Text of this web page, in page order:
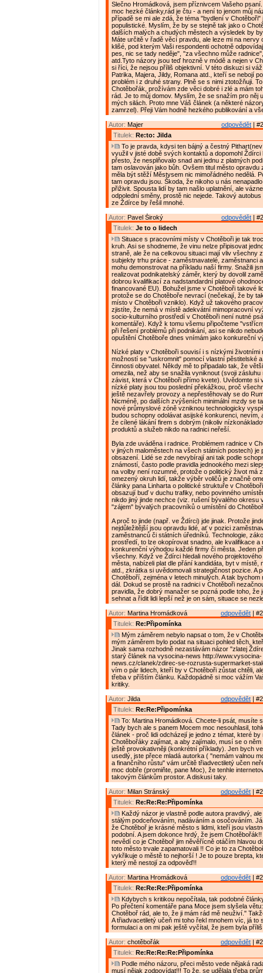
Slečno Hromádková, jsem příznivcem Vašeho
moc hezké články,rád je čtu - a není to jenom můj
případě se mi ale zdá, že téma "bydlení v Chotěboři"
populistické. Myslím, že by se stejně tak jako o
dalších malých a chudých městech a výsledek by
Máte určitě v řadě věcí pravdu, ale leze mi na nervy
klišé, pod kterým Vaši respondenti ochotně
pes, nic se tady neděje", "za všechno může
atd.Tyto názory jsou teď hrozně v módě a nejen v
si říci, že nejsou příliš objektivní. V této diskuzi si
Patrika, Majera, Jildy, Romana atd., kteří se nebojí
problém i z druhé strany. Plně se s nimi ztotožňuji.
Chotěbořák, prožívám zde věci dobré i zlé a mám
rád. Je to můj domov. Myslím, že se snažím pro něj
mých silách. Proto mne Váš článek (a některé
zamrzel). Přeji Vám hodně hezkého publikování a
odpovědět |
Autor: Majer
Titulek: Re:to: Jilda
To je pravda, kdysi ten bájný a čestný
využil v jisté době svých kontaktů a dopomohl Ždírci
přesto, že nesplňovalo snad ani jednu z platných
tam oslavován jako bůh. Ovšem titul město opravdu
měla být stěží Městysem nic mimořádného nedělá.
tam opravdu jsou. Škoda, že nikoho u nás
přiživit. Spousta lidí by tam našlo uplatnění, ale
odpolední směny, prostě nic nejede. Takový
ze Ždírce by řešil mnohé.
odpovědět |
Autor: Pavel Široký
Titulek: Je to o lidech
Situace s pracovními místy v Chotěboři je tak
kruh. Asi se shodneme, že vinu nelze připisovat
straně, ale že na celkovou situaci mají vliv všechny
subjekty trhu práce - zaměstnavatelé, zaměstnanci
mohu demonstrovat na příkladu naší firmy. Snažili
realizovat podnikatelský záměr, který by dovolil
dobrou kvalifikací za nadstandardní platové
financované EU). Bohužel jsme v Chotěboři takové
protože se do Chotěboře nevrací (nečekají, že by
místo v Chotěboři vzniklo). Když už takového
zjistíte, že nemá v místě adekvátní mimopracovní
socio-kulturního prostředí v Chotěboři není nutné
komentáře). Když k tomu všemu připočteme
při řešení problémů při podnikání, asi se nikdo
opuštění Chotěboře dnes vnímám jako konkureční
Nízké platy v Chotěboři souvisí i s nízkými životními
možností se "uskromnit" pomocí vlastní pěstitelské
činnosti obyvatel. Někdy mě to připadalo tak, že
omezila, než aby se snažila vyniknout (svoji zásluhu
závist, která v Chotěboři přímo kvete). Uvědomte si
nízké platy jsou tou poslední překážkou, proč
ještě nezavřely provozy a nepřestěhovaly se do
Nicméně, po dalších zvýšeních minimální mzdy se
nové průmyslové zóně vzniknou technologicky
budou schopny odolávat asijské konkurenci, nevím,
že cílené lákání firem s dobrým (nikoliv
produktů a služeb nikdo na radnici neřeší.
Byla zde uváděna i radnice. Problémem radnice v
v jiných maloměstech na všech státních postech) je
obsazení. Lidé se zde nevybírají ani tak podle
známostí, často podle pravidla jednookého mezi
na volby není rozumné, protože o politický život má
omezený okruh lidí, takže výběr voličů je značně
články pana Linharta o politické struktuře v
obsazují buď v duchu trafiky, nebo povinného
nikdo jiný jinde nechce (viz. rušení bývalého okresu
"zájem" bývalých pracovníků o umístění do
A proč to jinde (např. ve Ždírci) jde jinak. Protože
nejdůležitější jsou opravdu lidé, ať v pozici
zaměstnanců či státních úředníků. Technologie,
prostředí, to lze okopírovat snadno, ale kvalifikace a
konkurenční výhodou každé firmy či města. Jeden
všechny. Když ve Ždírci hledali nového
města, nabízeli plat dle přání kandidáta, byt v místě,
atd., zkrátka si uvědomovali strategičnost pozice. A
Chotěboří, zejména v letech minulých. A tak bychom
dál. Dokud se prostě na radnici v Chotěboři
pravidla, že dobrý manažer se pozná podle toho, že
sehnat a řídit lidi lepší než je on sám, situace se
odpovědět |
Autor: Martina Hromádková
Titulek: Re:Připomínka
Mým záměrem nebylo napsat o tom, že v
mým záměrem bylo podat na situaci pohled těch,
Jinak sama rozhodně nezastávám názor "zlatej
starý článek na vysocina-news http://www.vysocina-
news.cz/clanek/zdirec-se-rozrusta-supermarket-
vím o pár lidech, kteří by v Chotěboři zůstat chtěli,
třeba v příštím článku. Každopádně si moc vážím
kritiky.
odpovědět |
Autor: Jilda
Titulek: Re:Re:Připomínka
To: Martina Hromádková. Chcete-li psát, musíte
Tady bych ale s panem Mocem moc nesouhlasil,
článek - proč lidi odcházejí je jedno z témat, které by
Chotěbořáky zajímat, a aby zajímalo, musí se o něm
ještě provokativněji (konkrétní příklady). Jen bych
usedlý, jste přece mladá autorka ( "nemám valnou
a finančního růstu" vám určitě třiadvectiletý učen
moc dobře (promiňte, pane Moc), že tenhle
takovým článkům prostor. A diskusi taky.
odpovědět |
Autor: Milan Stránský
Titulek: Re:Re:Re:Připomínka
Každý názor je vlastně podle autora pravdivý,
stálým podceňováním, nadáváním a osočováním.
že Chotěboř je krásné město s lidmi, kteří jsou
podobní. A jsem dokonce hrdý, že jsem
nevědí co je Chotěboř jim něvěřícně otáčím hlavou
toto město trvale zapamatovali !! Co je to za
vykřikuje o městě to nejhorší ! Je to pouze brepta,
který mě nestojí za odpověď!!
odpovědět |
Autor: Martina Hromádková
Titulek: Re:Re:Re:Připomínka
Kdybych s kritikou nepočítala, tak podobné
Po přečtení komentáře pana Moce jsem slyšela
Chotěboř rád, ale to, že ji mám rád mě neuživí."
A třiadvacetiletý učeň mi toho řekl mnohem víc, já to
formulaci a on mi pak ještě vyčítal, že jsem byla
odpovědět |
Autor: chotěbořák
Titulek: Re:Re:Re:Re:Připomínka
Podle mého názoru, přeci město vede nějaká
musí nějak zodpovídat!!! To že, se udělala třeba